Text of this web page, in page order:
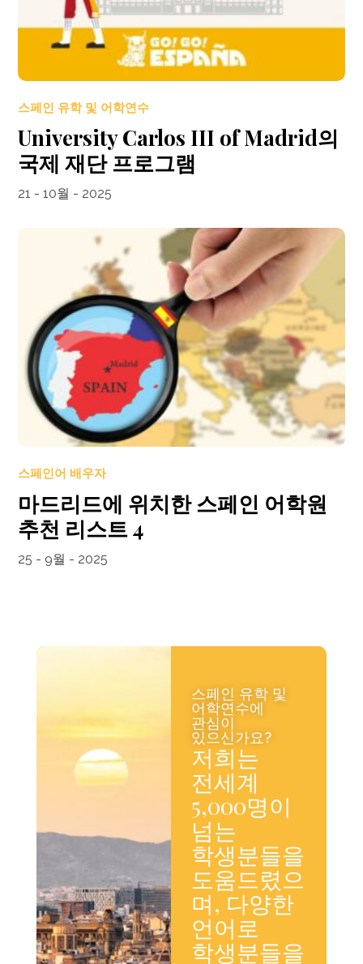
스페인 유학 및 어학연수
University Carlos III of Madrid의
국제 재단 프로그램
21 - 10월 - 2025
스페인어 배우자
마드리드에 위치한 스페인 어학원
추천 리스트 4
25 - 9월 - 2025
스페인 유학 및
어학연수에
관심이
있으신가요?
저희는
전세계
5,000명이
넘는
학생분들을
도움드렸으
며, 다양한
언어로
학생분들을